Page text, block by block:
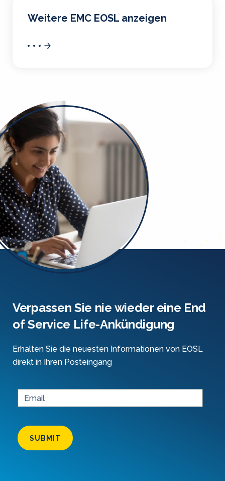
Weitere EMC EOSL anzeigen
Verpassen Sie nie wieder eine End
of Service Life-Ankündigung
Erhalten Sie die neuesten Informationen von EOSL
direkt in Ihren Posteingang
SUBMIT